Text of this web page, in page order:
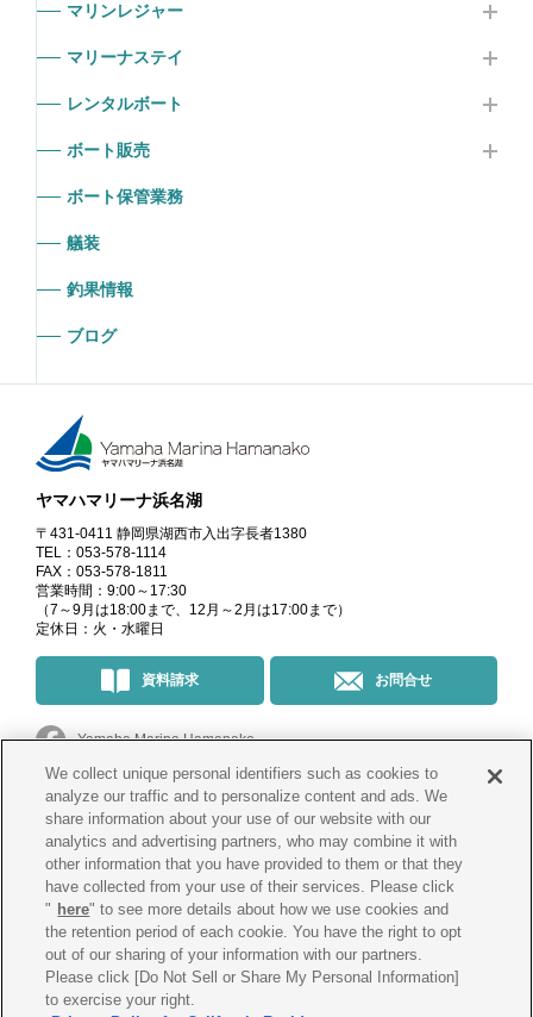
マリンレジャー
マリーナステイ
レンタルボート
ボート販売
ボート保管業務
艤装
釣果情報
ブログ
ヤマハマリーナ浜名湖
〒431-0411 静岡県湖西市入出字長者1380
TEL：053-578-1114
FAX：053-578-1811
営業時間：9:00～17:30
（7～9月は18:00まで、12月～2月は17:00まで）
定休日：火・水曜日
資料請求 お問合せ
Yamaha Marina Hamanako
マリーナ・イベント情報＠yamahamarinahamanako
釣果情報@yamahamarina_hamanako
会社概要 プライバシーポリシー
Cookieポリシー 古物営業法に基づく表示
We collect unique personal identifiers such as cookies to
analyze our traffic and to personalize content and ads. We
share information about your use of our website with our
analytics and advertising partners, who may combine it with
other information that you have provided to them or that they
have collected from your use of their services. Please click
" here" to see more details about how we use cookies and
the retention period of each cookie. You have the right to opt
out of our sharing of your information with our partners.
Please click [Do Not Sell or Share My Personal Information]
to exercise your right.